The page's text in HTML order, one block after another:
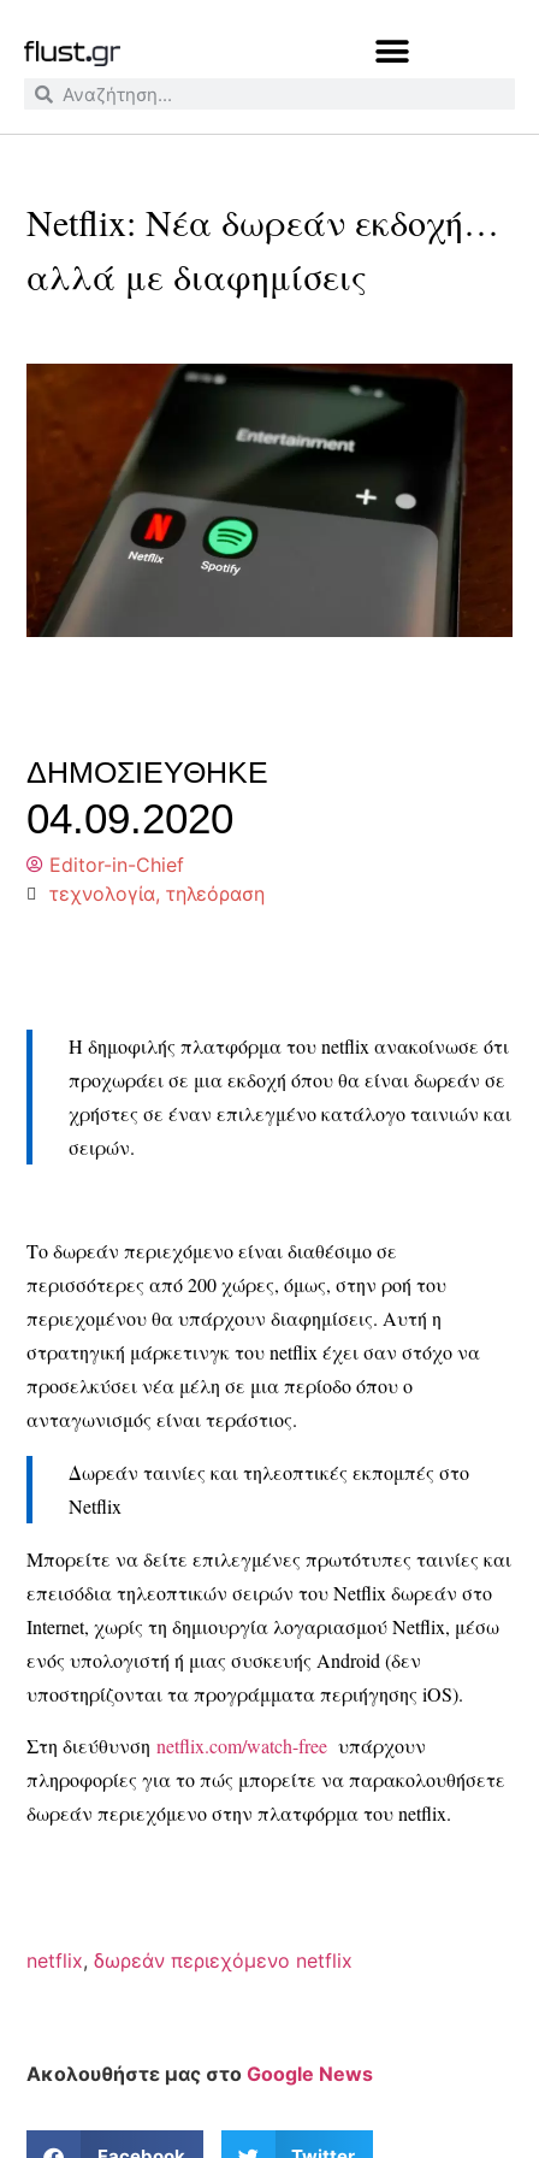
Netflix: Νέα δωρεάν εκδοχή…
αλλά με διαφημίσεις
ΔΗΜΟΣΙΕΎΘΗΚΕ
04.09.2020
Editor-in-Chief
τεχνολογία,τηλεόραση
Η δημοφιλής πλατφόρμα του netflix ανακοίνωσε ότι
προχωράει σε μια εκδοχή όπου θα είναι δωρεάν σε
χρήστες σε έναν επιλεγμένο κατάλογο ταινιών και
σειρών.
Το δωρεάν περιεχόμενο είναι διαθέσιμο σε
περισσότερες από 200 χώρες, όμως, στην ροή του
περιεχομένου θα υπάρχουν διαφημίσεις. Αυτή η
στρατηγική μάρκετινγκ του netflix έχει σαν στόχο να
προσελκύσει νέα μέλη σε μια περίοδο όπου ο
ανταγωνισμός είναι τεράστιος.
Δωρεάν ταινίες και τηλεοπτικές εκπομπές στο
Netflix
Μπορείτε να δείτε επιλεγμένες πρωτότυπες ταινίες και
επεισόδια τηλεοπτικών σειρών του Netflix δωρεάν στο
Internet, χωρίς τη δημιουργία λογαριασμού Netflix, μέσω
ενός υπολογιστή ή μιας συσκευής Android (δεν
υποστηρίζονται τα προγράμματα περιήγησης iOS).
Στη διεύθυνσηnetflix.com/watch-free υπάρχουν
πληροφορίες για το πώς μπορείτε να παρακολουθήσετε
δωρεάν περιεχόμενο στην πλατφόρμα του netflix.
netflix,δωρεάν περιεχόμενο netflix
Ακολουθήστε μας στοGoogle News